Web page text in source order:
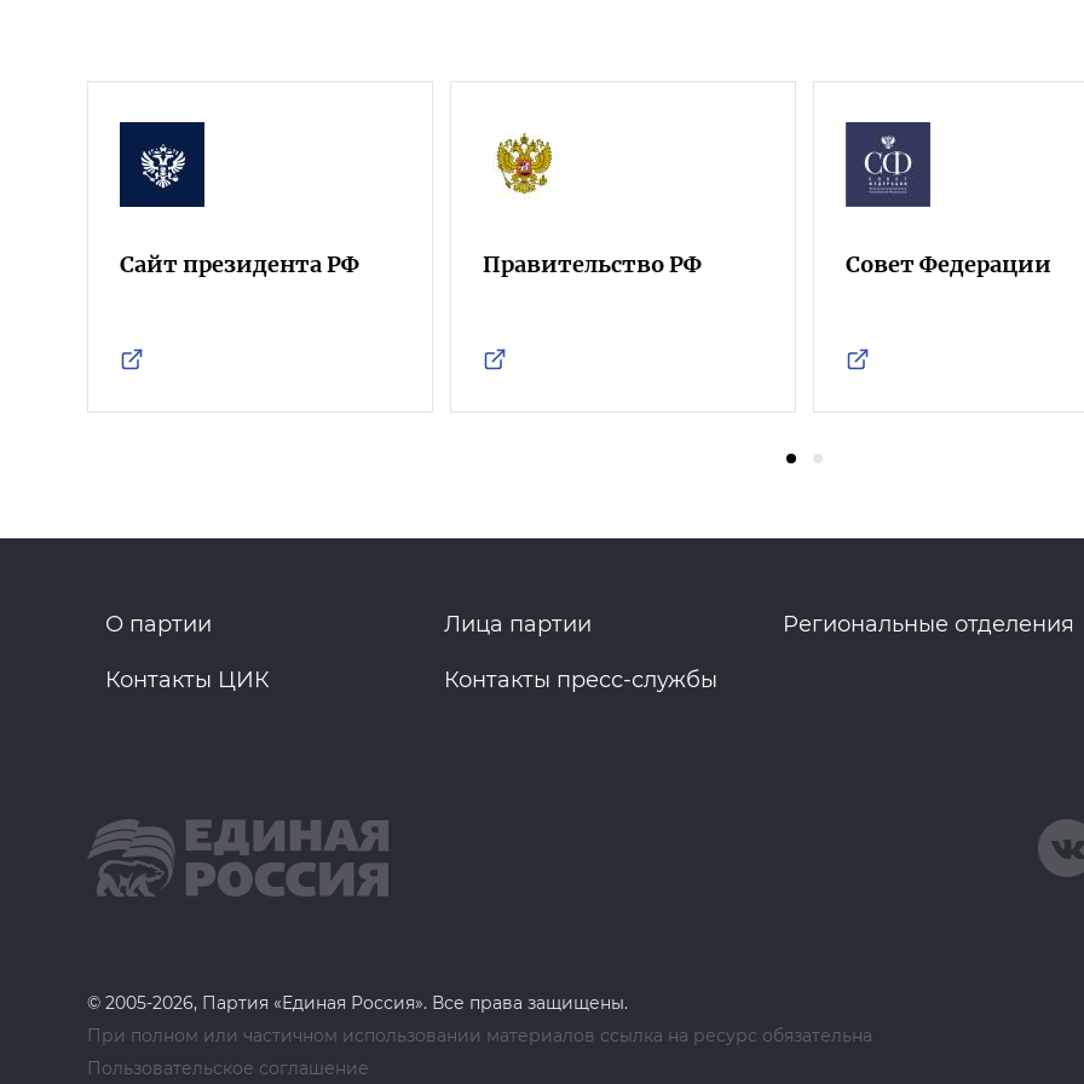
Сайт президента РФ Правительство РФ Совет Федерации
О партии Лица партии Региональные отделения
Контакты ЦИК Контакты пресс-службы
© 2005-2026, Партия «Единая Россия». Все права защищены.
При полном или частичном использовании материалов ссылка на ресурс обязательна
Пользовательское соглашение